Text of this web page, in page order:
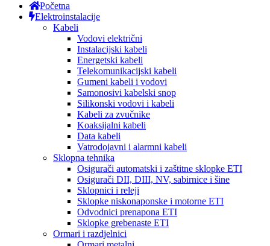
Početna
Elektroinstalacije
Kabeli
Vodovi električni
Instalacijski kabeli
Energetski kabeli
Telekomunikacijski kabeli
Gumeni kabeli i vodovi
Samonosivi kabelski snop
Silikonski vodovi i kabeli
Kabeli za zvučnike
Koaksijalni kabeli
Data kabeli
Vatrodojavni i alarmni kabeli
Sklopna tehnika
Osigurači automatski i zaštitne sklopke ETI
Osigurači DII, DIII, NV, sabirnice i šine
Sklopnici i releji
Sklopke niskonaponske i motorne ETI
Odvodnici prenapona ETI
Sklopke grebenaste ETI
Ormari i razdjelnici